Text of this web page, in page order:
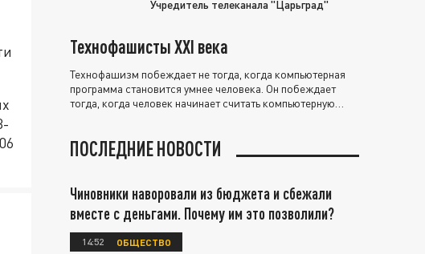
Учредитель телеканала "Царьград"
Технофашисты XXI века
Технофашизм побеждает не тогда, когда компьютерная
программа становится умнее человека. Он побеждает
тогда, когда человек начинает считать компьютерную
ПОСЛЕДНИЕ НОВОСТИ
Чиновники наворовали из бюджета и сбежали
вместе с деньгами. Почему им это позволили?
14:52 ОБЩЕСТВО